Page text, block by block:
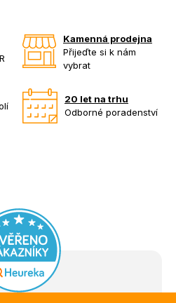
Kamenná prodejna
Přijeďte si k nám
vybrat
20 let na trhu
Odborné poradenství